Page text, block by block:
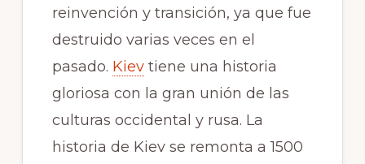
reinvención y transición, ya que fue
destruido varias veces en el
pasado. Kievtiene una historia
gloriosa con la gran unión de las
culturas occidental y rusa. La
historia de Kiev se remonta a 1500